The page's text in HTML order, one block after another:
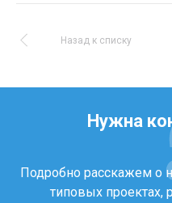
Назад к списку
Нужна
Подробно расскажем о
типовых проектах,